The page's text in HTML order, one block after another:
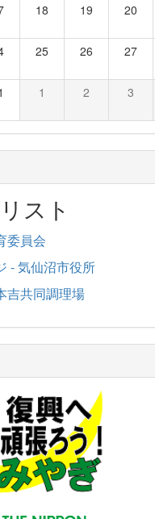
18 19 20
25 26 27
1 2 3
スト
委員会
- 気仙沼市役所
吉共同調理場